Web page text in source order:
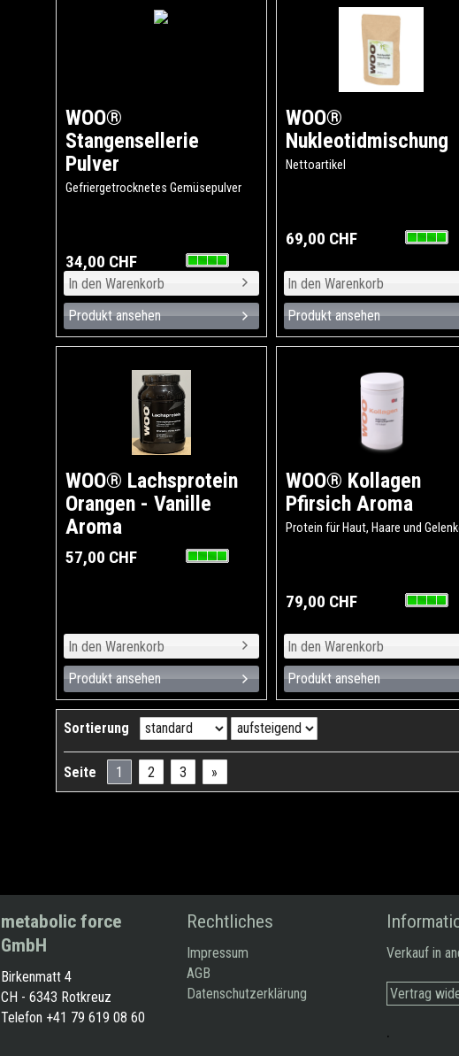
WOO®
Stangensellerie
Pulver
Gefriergetrocknetes Gemüsepulver
34,00 CHF
Produkt ansehen
WOO®
Nukleotidmischung
Nettoartikel
69,00 CHF
Produkt ansehen
WOO® Lachsprotein
Orangen - Vanille
Aroma
57,00 CHF
Produkt ansehen
WOO® Kollagen
Pfirsich Aroma
Protein für Haut, Haare und
79,00 CHF
Produkt ansehen
Sortierung
Seite 1 2 3 »
metabolic force
GmbH
Birkenmatt 4
CH - 6343 Rotkreuz
Telefon +41 79 619 08 60
Rechtliches
Impressum
AGB
Datenschutzerklärung
Verkauf in
Vertrag
.